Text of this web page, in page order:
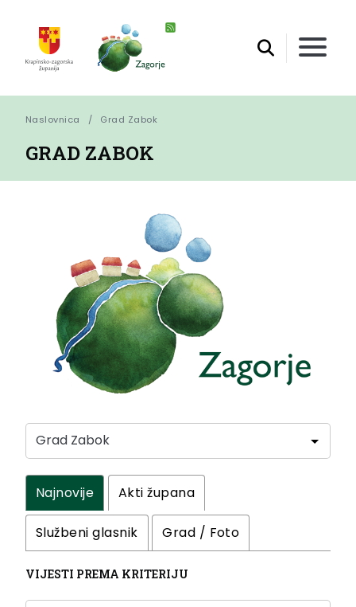
Naslovnica Grad Zabok
GRAD ZABOK
Najnovije Akti župana
Službeni glasnik Grad / Foto
VIJESTI PREMA KRITERIJU